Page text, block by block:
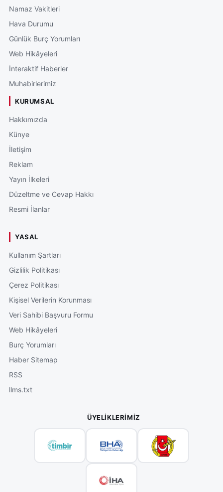
Namaz Vakitleri
Hava Durumu
Günlük Burç Yorumları
Web Hikâyeleri
İnteraktif Haberler
Muhabirlerimiz
KURUMSAL
Hakkımızda
Künye
İletişim
Reklam
Yayın İlkeleri
Düzeltme ve Cevap Hakkı
Resmi İlanlar
YASAL
Kullanım Şartları
Gizlilik Politikası
Çerez Politikası
Kişisel Verilerin Korunması
Veri Sahibi Başvuru Formu
Web Hikâyeleri
Burç Yorumları
Haber Sitemap
RSS
llms.txt
ÜYELIKLERIMIZ